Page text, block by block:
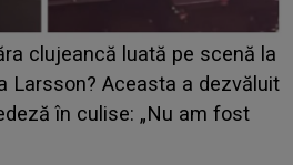
2026. Marte intră în Rac și
o zodie! Conflictele
ei, iar o situație dificilă